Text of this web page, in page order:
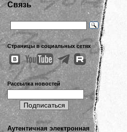
Связь
Страницы в социальных сетях
Рассылка новостей
Аутентичная электронная